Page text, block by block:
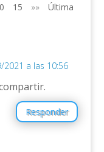
15 »» Última
2021 a las 10:56
Responder